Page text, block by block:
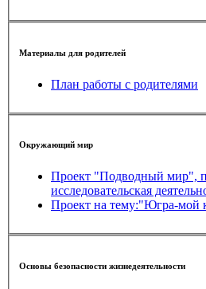
Материалы для родителей
План работы с родителями
Окружающий мир
Проект "Подводный мир",
исследовательская
Проект на тему:"Югра-мой
Основы безопасности жизнедеятельности